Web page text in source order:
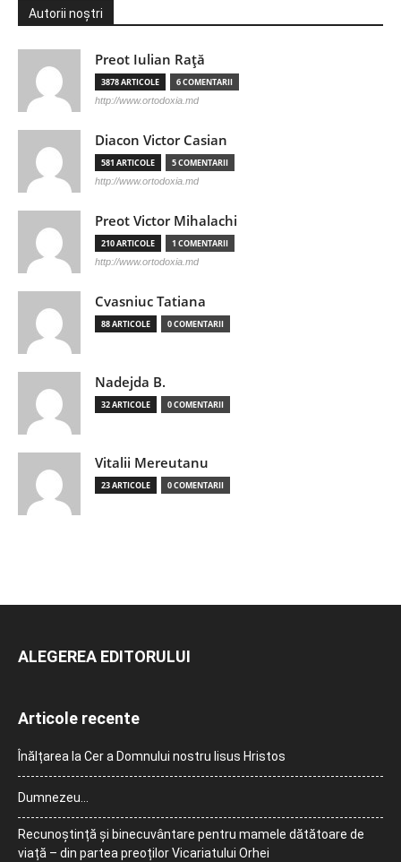
Autorii noștri
Preot Iulian Raţă
3878 ARTICOLE 6 COMENTARII
http://www.ortodoxia.md
Diacon Victor Casian
581 ARTICOLE 5 COMENTARII
http://www.ortodoxia.md
Preot Victor Mihalachi
210 ARTICOLE 1 COMENTARII
http://www.ortodoxia.md
Cvasniuc Tatiana
88 ARTICOLE 0 COMENTARII
Nadejda B.
32 ARTICOLE 0 COMENTARII
Vitalii Mereutanu
23 ARTICOLE 0 COMENTARII
ALEGEREA EDITORULUI
Articole recente
Înălțarea la Cer a Domnului nostru Iisus Hristos
Dumnezeu…
Recunoștință și binecuvântare pentru mamele dătătoare de
viață – din partea preoților Vicariatului Orhei